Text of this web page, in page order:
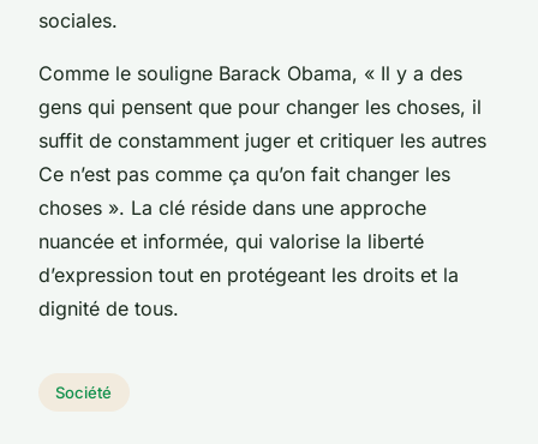
sociales.
Comme le souligne Barack Obama, « Il y a des
gens qui pensent que pour changer les choses, il
suffit de constamment juger et critiquer les autres
Ce n’est pas comme ça qu’on fait changer les
choses ». La clé réside dans une approche
nuancée et informée, qui valorise la liberté
d’expression tout en protégeant les droits et la
dignité de tous.
Société